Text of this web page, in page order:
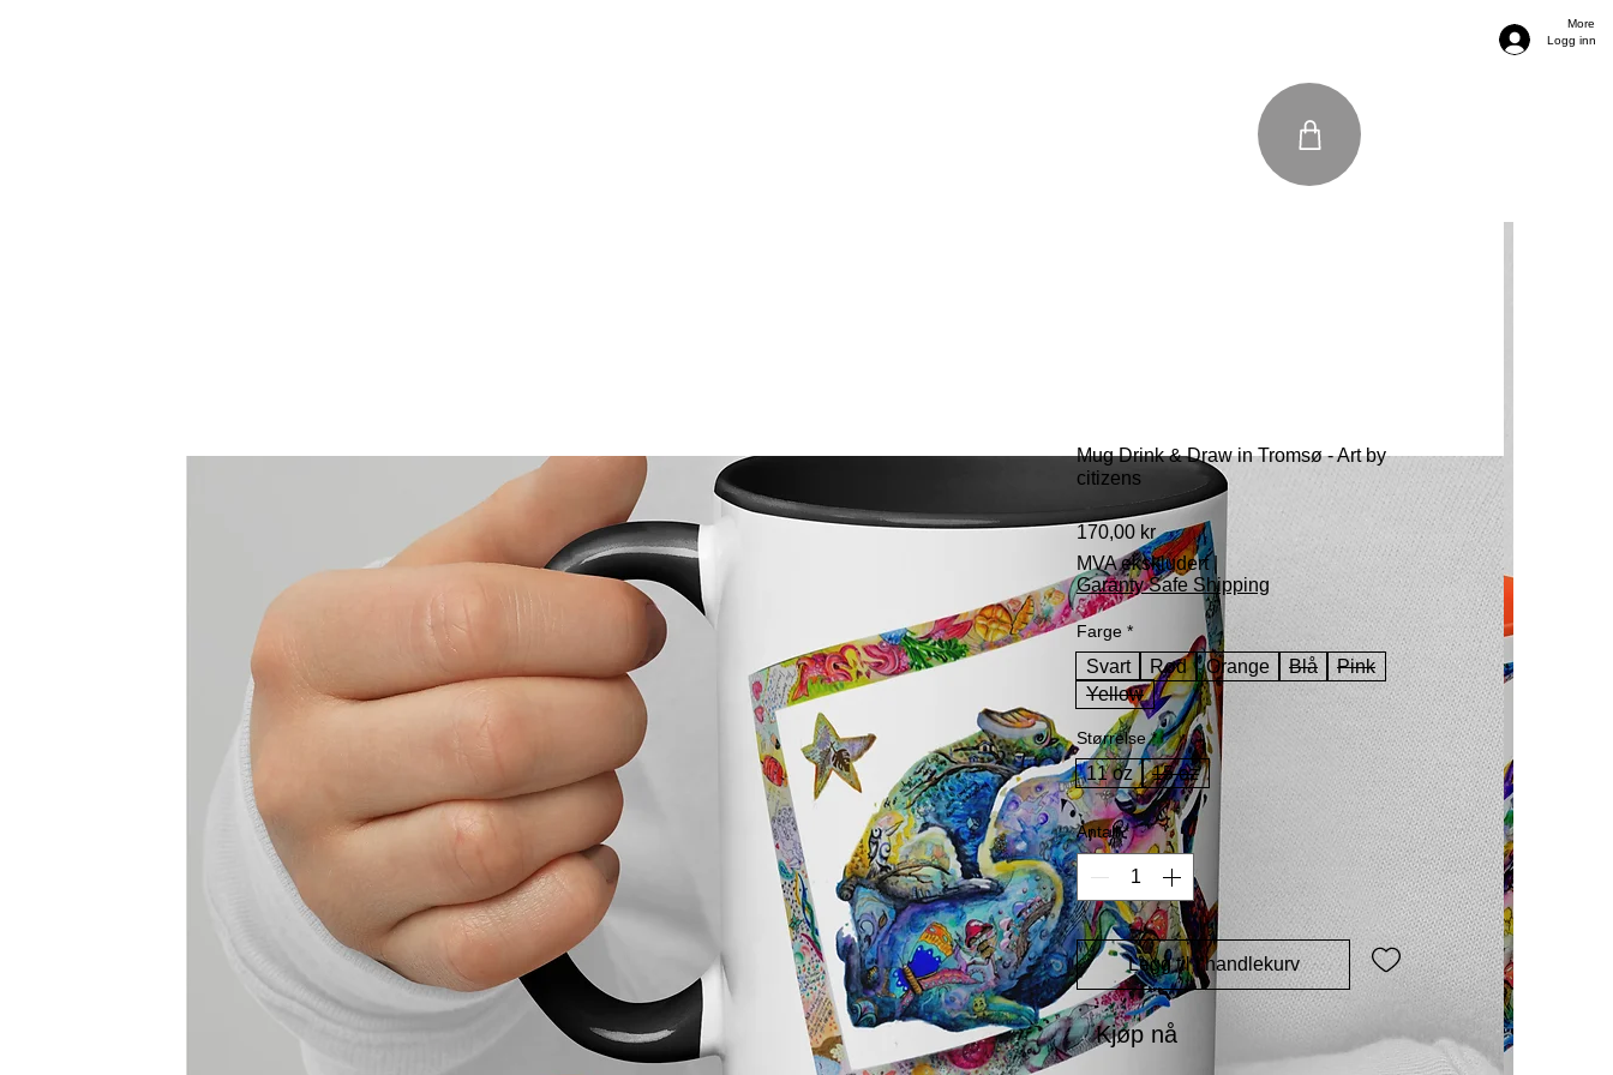
More
Logg inn
Mug Drink & Draw in Tromsø - Art by
citizens
170,00 krPris
MVA ekskludert|
Garanty Safe Shipping
Farge *
Svart Rød Orange Blå
Pink
Yellow
Størrelse *
11 oz 15 oz
Antall *
Legg til i handlekurv
Kjøp nå